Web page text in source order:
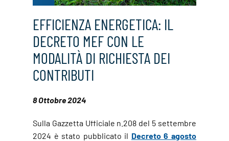
EFFICIENZA ENERGETICA: IL
DECRETO MEF CON LE
MODALITÀ DI RICHIESTA DEI
CONTRIBUTI
8 Ottobre 2024
Sulla Gazzetta Ufficiale n.208 del 5 settembre
2024 è stato pubblicato il Decreto 6 agosto